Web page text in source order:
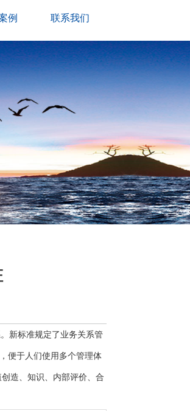
例 联系我们
新标准规定了业务关系管
便于人们使用多个管理体
造、知识、内部评价、合